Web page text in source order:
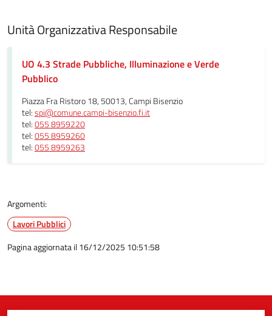
Unità Organizzativa Responsabile
UO 4.3 Strade Pubbliche, Illuminazione e Verde
Pubblico
Piazza Fra Ristoro 18, 50013, Campi Bisenzio
tel:spi@comune.campi-bisenzio.fi.it
tel:055 8959220
tel:055 8959260
tel:055 8959263
Argomenti:
Lavori Pubblici
Pagina aggiornata il 16/12/2025 10:51:58